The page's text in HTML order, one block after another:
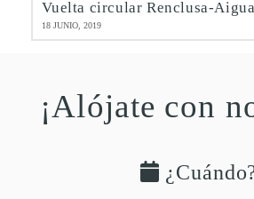
Vuelta circular Renclusa-
18 JUNIO, 2019
¡Alójate con